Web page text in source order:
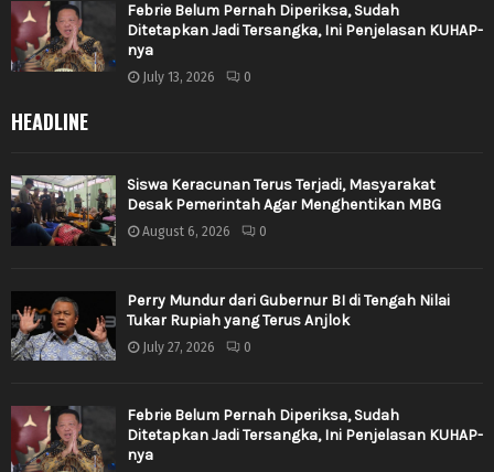
Febrie Belum Pernah Diperiksa, Sudah
Ditetapkan Jadi Tersangka, Ini Penjelasan KUHAP-
nya
July 13, 2026 0
HEADLINE
Siswa Keracunan Terus Terjadi, Masyarakat
Desak Pemerintah Agar Menghentikan MBG
August 6, 2026 0
Perry Mundur dari Gubernur BI di Tengah Nilai
Tukar Rupiah yang Terus Anjlok
July 27, 2026 0
Febrie Belum Pernah Diperiksa, Sudah
Ditetapkan Jadi Tersangka, Ini Penjelasan KUHAP-
nya